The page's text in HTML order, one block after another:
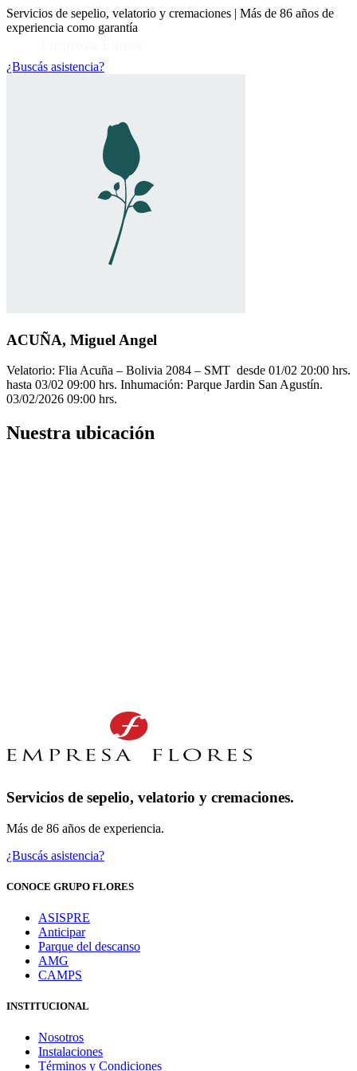
Servicios de sepelio, velatorio y cremaciones | Más de 86 años de
experiencia como garantía
¿Buscás asistencia?
ACUÑA, Miguel Angel
Velatorio: Flia Acuña – Bolivia 2084 – SMT desde 01/02 20:00 hrs.
hasta 03/02 09:00 hrs. Inhumación: Parque Jardin San Agustín.
03/02/2026 09:00 hrs.
Nuestra ubicación
Servicios de sepelio, velatorio y cremaciones.
Más de 86 años de experiencia.
¿Buscás asistencia?
CONOCE GRUPO FLORES
ASISPRE
Anticipar
Parque del descanso
AMG
CAMPS
INSTITUCIONAL
Nosotros
Instalaciones
Términos y Condiciones